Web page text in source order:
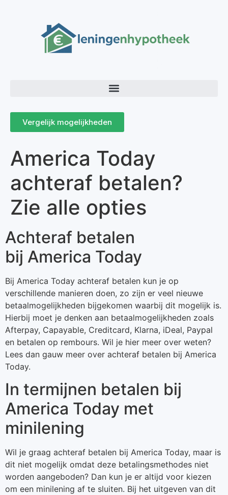
Vergelijk mogelijkheden
America Today
achteraf betalen?
Zie alle opties
Achteraf betalen
bij America Today
Bij America Today achteraf betalen kun je op
verschillende manieren doen, zo zijn er veel nieuwe
betaalmogelijkheden bijgekomen waarbij dit mogelijk is.
Hierbij moet je denken aan betaalmogelijkheden zoals
Afterpay, Capayable, Creditcard, Klarna, iDeal, Paypal
en betalen op rembours. Wil je hier meer over weten?
Lees dan gauw meer over achteraf betalen bij America
Today.
In termijnen betalen bij
America Today met
minilening
Wil je graag achteraf betalen bij America Today, maar is
dit niet mogelijk omdat deze betalingsmethodes niet
worden aangeboden? Dan kun je er altijd voor kiezen
om een minilening af te sluiten. Bij het uitgeven van dit